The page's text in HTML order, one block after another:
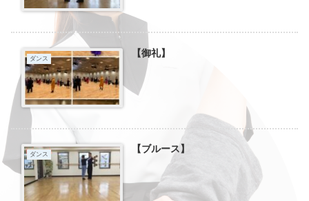
ダンス 【御礼】
ダンス 【ブルース】